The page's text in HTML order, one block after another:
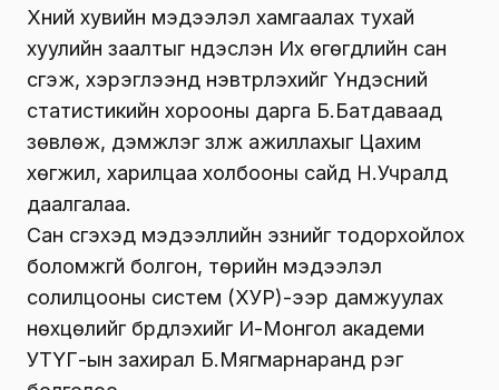
Хүний хувийн мэдээлэл хамгаалах тухай
хуулийн заалтыг үндэслэн Их өгөгдлийн сан
үүсгэж, хэрэглээнд нэвтрүүлэхийг Үндэсний
статистикийн хорооны дарга Б.Батдаваад
зөвлөж, дэмжлэг үзүүлж ажиллахыг Цахим
хөгжил, харилцаа холбооны сайд Н.Учралд
даалгалаа.
Сан үүсгэхэд мэдээллийн эзнийг тодорхойлох
боломжгүй болгон, төрийн мэдээлэл
солилцооны систем (ХУР)-ээр дамжуулах
нөхцөлийг бүрдүүлэхийг И-Монгол академи
УТҮГ-ын захирал Б.Мягмарнаранд үүрэг